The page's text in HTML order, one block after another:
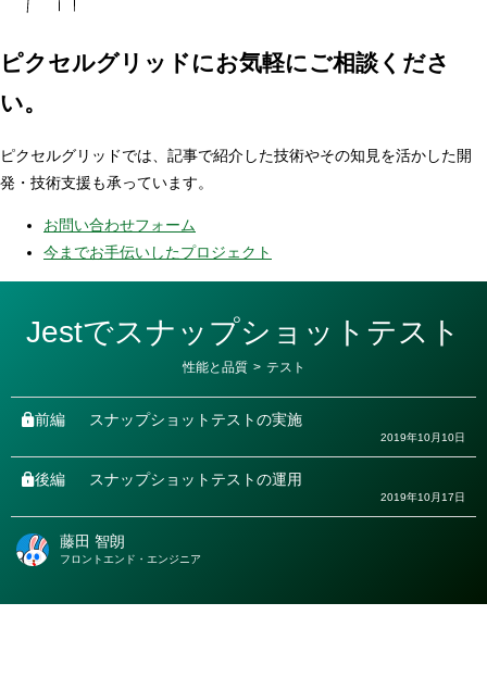
ピクセルグリッドにお気軽にご相談くださ
い。
ピクセルグリッドでは、記事で紹介した技術やその知見を活かした開
発・技術支援も承っています。
お問い合わせフォーム
今までお手伝いしたプロジェクト
Jestでスナップショットテスト
カ
ゴ
ー
性能と品質 > テスト
前編 スナップショットテストの実施
2019年10月10日
後編 スナップショットテストの運用
2019年10月17日
著
藤田 智朗
フロントエンド・エンジニア